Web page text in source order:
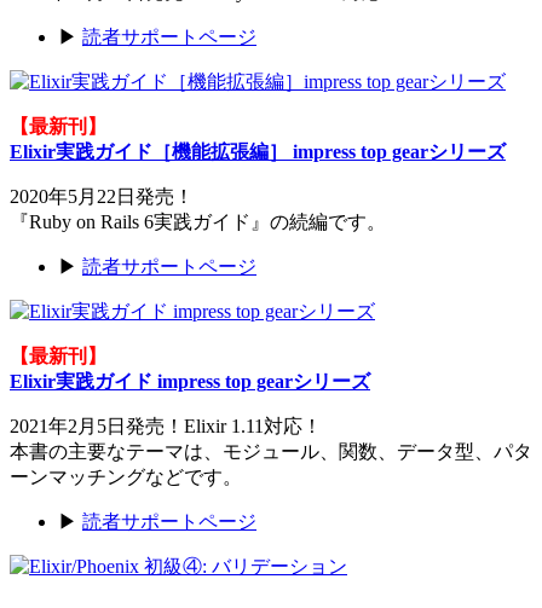
▶ 読者サポートページ
【最新刊】
Elixir実践ガイド［機能拡張編］ impress top gearシリーズ
2020年5月22日発売！
『Ruby on Rails 6実践ガイド』の続編です。
▶ 読者サポートページ
【最新刊】
Elixir実践ガイド impress top gearシリーズ
2021年2月5日発売！Elixir 1.11対応！
本書の主要なテーマは、モジュール、関数、データ型、パタ
ーンマッチングなどです。
▶ 読者サポートページ